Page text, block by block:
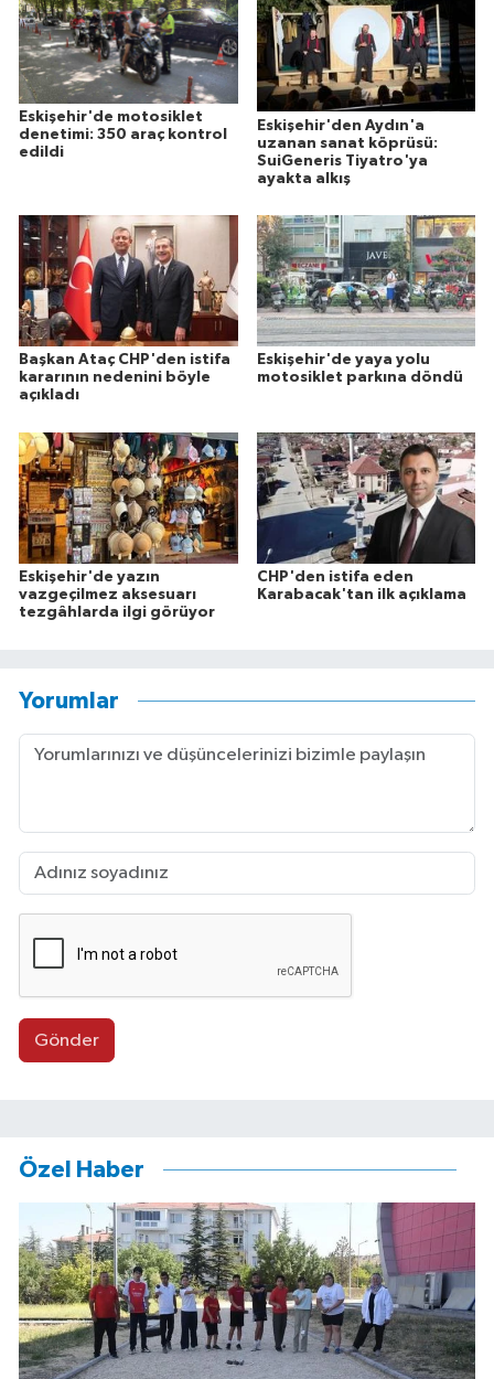
Eskişehir'de motosiklet
denetimi: 350 araç kontrol
edildi
Eskişehir'den Aydın'a
uzanan sanat köprüsü:
SuiGeneris Tiyatro'ya
ayakta alkış
Başkan Ataç CHP'den istifa
kararının nedenini böyle
açıkladı
Eskişehir'de yaya yolu
motosiklet parkına döndü
Eskişehir'de yazın
vazgeçilmez aksesuarı
tezgâhlarda ilgi görüyor
CHP'den istifa eden
Karabacak'tan ilk açıklama
Yorumlar
Gönder
Özel Haber